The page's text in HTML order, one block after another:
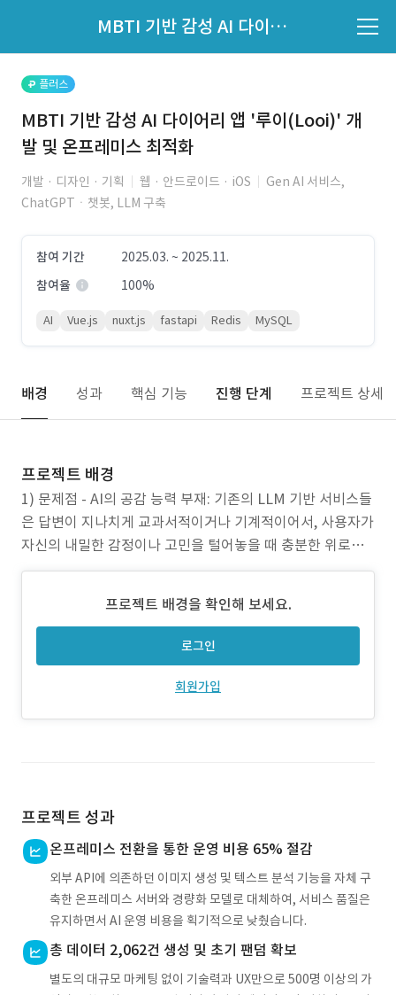
MBTI 기반 감성 AI 다이어리 앱 '루이(Looi)' 개발 및 온프레미스 최적화
지원자 목록 바로가기
플러스
MBTI 기반 감성 AI 다이어리 앱 '루이(Looi)' 개
발 및 온프레미스 최적화
개발 · 디자인 · 기획 웹 · 안드로이드 · iOS
Gen AI 서비스,
ChatGPTㆍ챗봇, LLM 구축
참여 기간
2025.03. ~ 2025.11.
참여율
100%
AI Vue.js nuxt.js fastapi Redis MySQL
배경 성과 핵심 기능 진행 단계 프로젝트 상세
프로젝트 배경
1) 문제점 - AI의 공감 능력 부재: 기존의 LLM 기반 서비스들
은 답변이 지나치게 교과서적이거나 기계적이어서, 사용자가
자신의 내밀한 감정이나 고민을 털어놓을 때 충분한 위로를
받지 못했습니다. 이는 사용자가 서비스에 정서적으로 애착
감당하기 힘든 운영 비용: 고품질의 대화와 이미지 생성을 위
해 OpenAI(GPT-4), DALL-E와 같은
프로젝트 배경을 확인해 보세요.
로그인
회원가입
프로젝트 성과
온프레미스 전환을 통한 운영 비용 65% 절감
외부 API에 의존하던 이미지 생성 및 텍스트 분석 기능을 자체 구
축한 온프레미스 서버와 경량화 모델로 대체하여, 서비스 품질은
유지하면서 AI 운영 비용을 획기적으로 낮췄습니다.
총 데이터 2,062건 생성 및 초기 팬덤 확보
별도의 대규모 마케팅 없이 기술력과 UX만으로 500명 이상의 가